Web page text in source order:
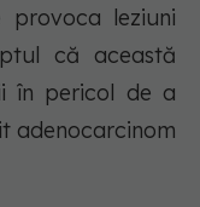
leziuni
că această
în pericol de a
adenocarcinom